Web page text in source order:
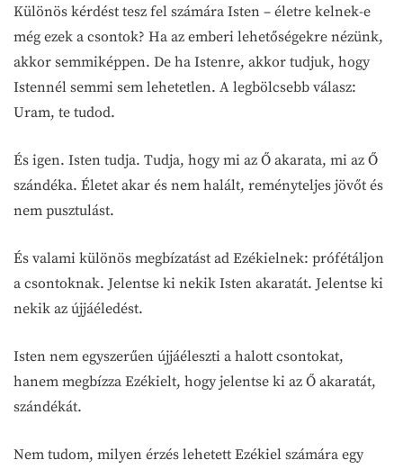
Különös kérdést tesz fel számára Isten – életre kelnek-e
még ezek a csontok? Ha az emberi lehetőségekre nézünk,
akkor semmiképpen. De ha Istenre, akkor tudjuk, hogy
Istennél semmi sem lehetetlen. A legbölcsebb válasz:
Uram, te tudod.
És igen. Isten tudja. Tudja, hogy mi az Ő akarata, mi az Ő
szándéka. Életet akar és nem halált, reményteljes jövőt és
nem pusztulást.
És valami különös megbízatást ad Ezékielnek: prófétáljon
a csontoknak. Jelentse ki nekik Isten akaratát. Jelentse ki
nekik az újjáéledést.
Isten nem egyszerűen újjáéleszti a halott csontokat,
hanem megbízza Ezékielt, hogy jelentse ki az Ő akaratát,
szándékát.
Nem tudom, milyen érzés lehetett Ezékiel számára egy